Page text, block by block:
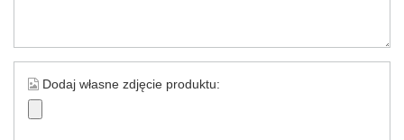
Dodaj własne zdjęcie produktu: